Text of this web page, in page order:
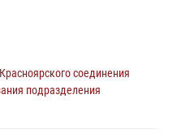
соединения
подразделения